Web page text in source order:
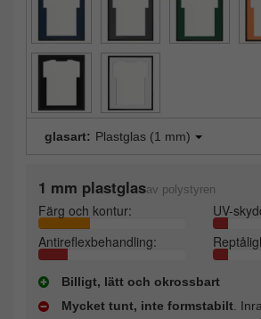
glasart: Plastglas (1 mm)
1 mm plastglasav polystyren
Färg och kontur:
UV-
Antireflexbehandling:
Billigt, lätt och okrossbart
Mycket tunt, inte formstabilt .